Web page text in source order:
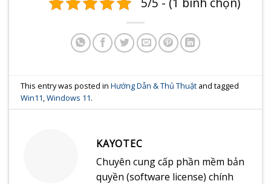
This entry was posted inHướng Dẫn & Thủ Thuật and tagged
Win11,Windows 11.
KAYOTEC
Chuyên cung cấp phần mềm bản
quyền (software license) chính